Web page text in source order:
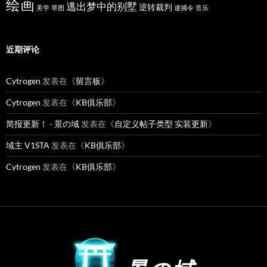
绘画 美学 草图 逃出梦中的别墅 逆转裁判 逮捕令 音乐
近期评论
Cytrogen 发表在《留言板》
Cytrogen 发表在《KB俱乐部》
简报更新！ - 景の域 发表在《自定义帖子类型 实装更新》
域主 V1STA 发表在《KB俱乐部》
Cytrogen 发表在《KB俱乐部》